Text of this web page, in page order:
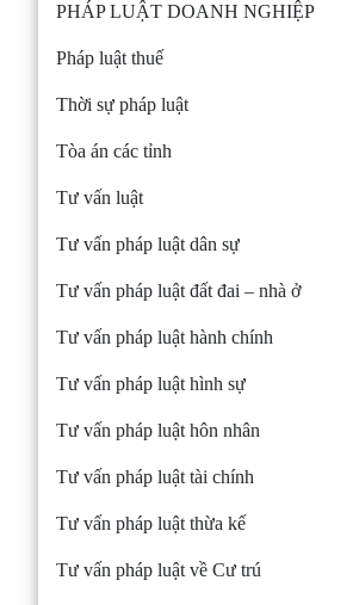
PHÁP LUẬT DOANH NGHIỆP
Pháp luật thuế
Thời sự pháp luật
Tòa án các tỉnh
Tư vấn luật
Tư vấn pháp luật dân sự
Tư vấn pháp luật đất đai – nhà ở
Tư vấn pháp luật hành chính
Tư vấn pháp luật hình sự
Tư vấn pháp luật hôn nhân
Tư vấn pháp luật tài chính
Tư vấn pháp luật thừa kế
Tư vấn pháp luật về Cư trú